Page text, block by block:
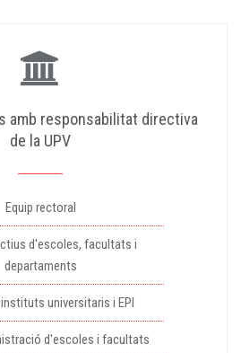
amb responsabilitat directiva
de la UPV
Equip rectoral
d'escoles, facultats i
departaments
universitaris i EPI
d'escoles i facultats